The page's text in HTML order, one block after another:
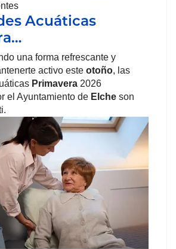
Acuáticas
una forma refrescante y
activo este otoño, las
Primavera 2026
el Ayuntamiento de Elche son